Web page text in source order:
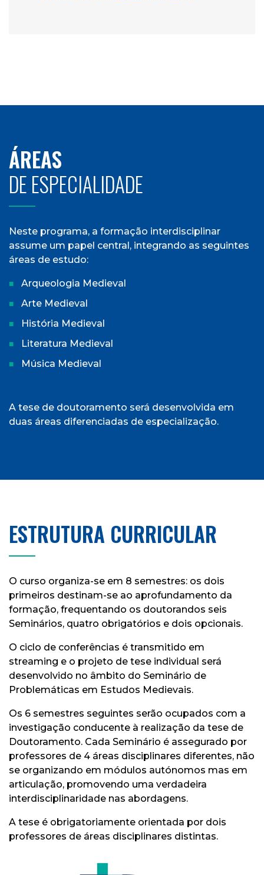
ÁREAS
DE ESPECIALIDADE
Neste programa, a formação interdisciplinar
assume um papel central, integrando as seguintes
áreas de estudo:
Arqueologia Medieval
Arte Medieval
História Medieval
Literatura Medieval
Música Medieval
A tese de doutoramento será desenvolvida em
duas áreas diferenciadas de especialização.
ESTRUTURA CURRICULAR
O curso organiza-se em 8 semestres: os dois
primeiros destinam-se ao aprofundamento da
formação, frequentando os doutorandos seis
Seminários, quatro obrigatórios e dois opcionais.
O ciclo de conferências é transmitido em
streaming e o projeto de tese individual será
desenvolvido no âmbito do Seminário de
Problemáticas em Estudos Medievais.
Os 6 semestres seguintes serão ocupados com a
investigação conducente à realização da tese de
Doutoramento. Cada Seminário é assegurado por
professores de 4 áreas disciplinares diferentes, não
se organizando em módulos autónomos mas em
articulação, promovendo uma verdadeira
interdisciplinaridade nas abordagens.
A tese é obrigatoriamente orientada por dois
professores de áreas disciplinares distintas.